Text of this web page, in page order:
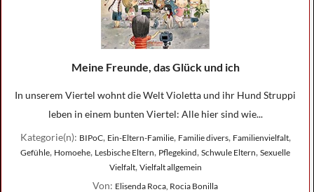
Meine Freunde, das Glück und ich
In unserem Viertel wohnt die Welt Violetta und ihr Hund Struppi
leben in einem bunten Viertel: Alle hier sind wie...
Kategorie(n): BIPoC, Ein-Eltern-Familie, Familie divers, Familienvielfalt,
Gefühle, Homoehe, Lesbische Eltern, Pflegekind, Schwule Eltern, Sexuelle
Vielfalt, Vielfalt allgemein
Von: Elisenda Roca, Rocia Bonilla